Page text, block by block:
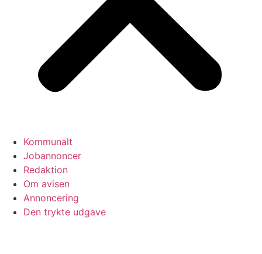
Kommunalt
Jobannoncer
Redaktion
Om avisen
Annoncering
Den trykte udgave